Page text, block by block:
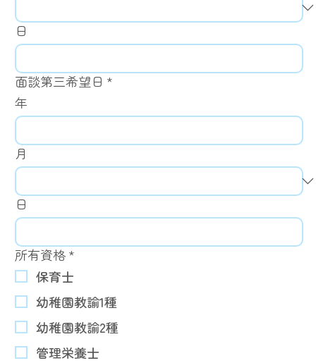
日
面談第三希望日 *
年
月
日
所有資格*
保育士
幼稚園教諭1種
幼稚園教諭2種
管理栄養士